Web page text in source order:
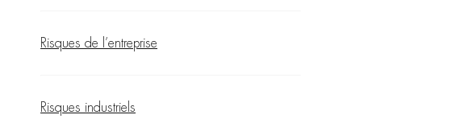
Risques de l’entreprise
Risques industriels